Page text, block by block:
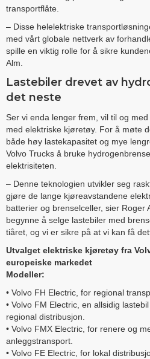
transportflåte.
– Disse helelektriske
med vårt globale nettverk av
spille en viktig rolle for å sikre
Alm.
Lastebiler drevet av
det neste
Ser vi enda lenger frem, vil til og
med elektriske kjøretøy. For å møte
både høy lastekapasitet og mye
Volvo Trucks å bruke
elektrisiteten.
– Denne teknologien utvikler seg
gjøre de lange kjøreavstandene
batterier og brenselceller, sier Roger
begynne å selge lastebiler med
tiåret, og vi er sikre på at vi kan få
Utvalget elektriske kjøretøy fra
europeiske markedet
Modeller:
• Volvo FH Electric, for regional
• Volvo FM Electric, en allsidig
regional distribusjon.
• Volvo FMX Electric, for renere og
anleggstransport.
• Volvo FE Electric, for lokal